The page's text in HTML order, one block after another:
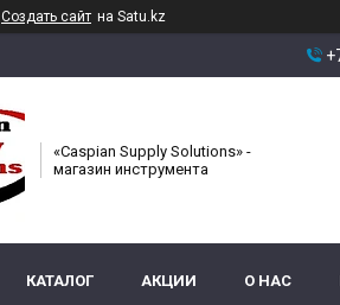
Создать сайт на Satu.kz
«Caspian Supply Solutions» -
магазин инструмента
КАТАЛОГ АКЦИИ О НАС